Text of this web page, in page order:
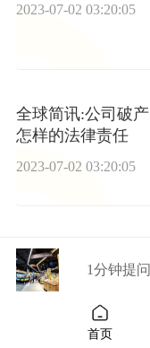
2023-07-02 03:20:05
全球简讯:公司破
怎样的法律责任
2023-07-02 03:20:05
讯息：不受理劳动
是什么
2023-07-02 03:20:05
1分钟提
首页